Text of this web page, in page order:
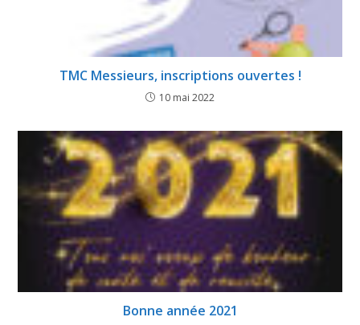
TMC Messieurs, inscriptions ouvertes !
10 mai 2022
Bonne année 2021